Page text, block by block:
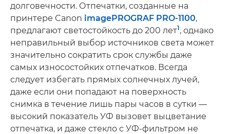
долговечности. Отпечатки, созданные на
принтере Canon imagePROGRAF PRO-1100,
предлагают светостойкость до 200 лет1, однако
неправильный выбор источников света может
значительно сократить срок службы даже
самых износостойких отпечатков. Всегда
следует избегать прямых солнечных лучей,
даже если они попадают на поверхность
снимка в течение лишь пары часов в сутки —
высокий показатель УФ вызовет выцветание
отпечатка, и даже стекло с УФ-фильтром не